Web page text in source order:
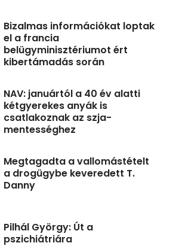
Bizalmas információkat loptak
el a francia
belügyminisztériumot ért
kibertámadás során
NAV: januártól a 40 év alatti
kétgyerekes anyák is
csatlakoznak az szja-
mentességhez
Megtagadta a vallomástételt
a drogügybe keveredett T.
Danny
Pilhál György: Út a
pszichiátriára